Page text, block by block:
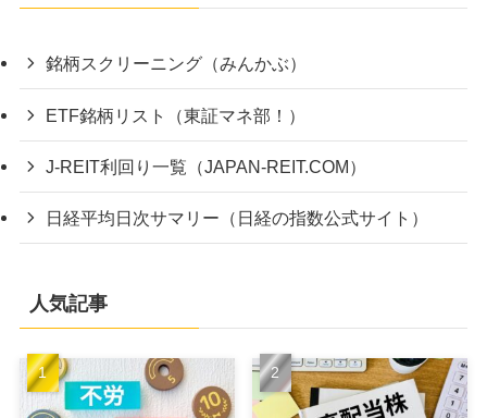
銘柄スクリーニング（みんかぶ）
ETF銘柄リスト（東証マネ部！）
J-REIT利回り一覧（JAPAN-REIT.COM）
日経平均日次サマリー（日経の指数公式サイト）
人気記事